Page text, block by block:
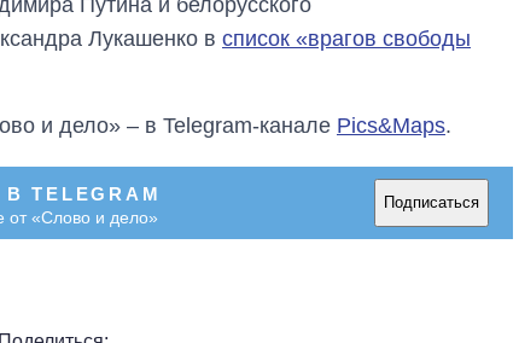
Лукашенко в список «врагов свободы
и дело» – в Telegram-канале Pics&Maps.
TELEGRAM
от «Слово и дело»
Подписаться
войны с россией